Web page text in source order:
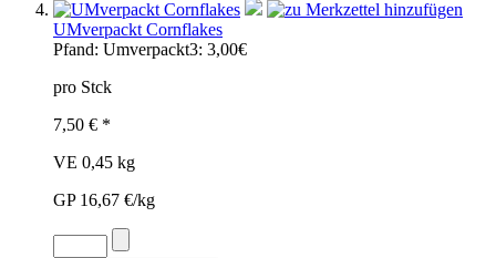
UMverpackt Cornflakes
Pfand: Umverpackt3: 3,00€
pro Stck
7,50 € *
VE 0,45 kg
GP 16,67 €/kg